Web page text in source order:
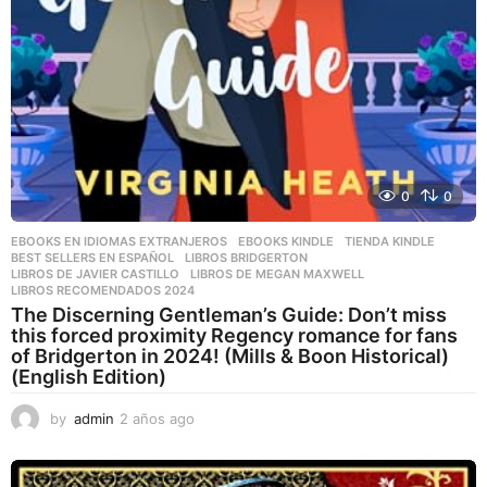
0 0
EBOOKS EN IDIOMAS EXTRANJEROS ,EBOOKS KINDLE ,TIENDA KINDLE
BEST SELLERS EN ESPAÑOL
,LIBROS BRIDGERTON
LIBROS DE JAVIER CASTILLO
,LIBROS DE MEGAN MAXWELL
LIBROS RECOMENDADOS 2024
The Discerning Gentleman’s Guide: Don’t miss
this forced proximity Regency romance for fans
of Bridgerton in 2024! (Mills & Boon Historical)
(English Edition)
by admin 2 años ago
ñ
o